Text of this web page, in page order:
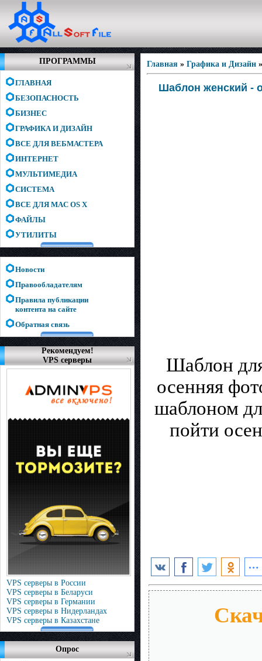
ПРОГРАММЫ
ГЛАВНАЯ
БЕЗОПАСНОСТЬ
БИЗНЕС
ГРАФИКА И ДИЗАЙН
ВСЕ ДЛЯ ВЕБМАСТЕРА
ИНТЕРНЕТ
МУЛЬТИМЕДИА
СИСТЕМА
ВСЕ ДЛЯ MAC OS X
ФАЙЛЫ
УТИЛИТЫ
Новости
Правообладателям
Правила публикации
контента на сайте
Обратная связь
Рекомендуем!
VPS серверы
VPS серверы в России
VPS серверы в Беларуси
VPS серверы в Германии
VPS серверы в Нидерландах
VPS серверы в Казахстане
Опрос
Главная » Графика и Дизайн
Шаблон женский -
Шаблон
осенняя
шаблоном
пойти